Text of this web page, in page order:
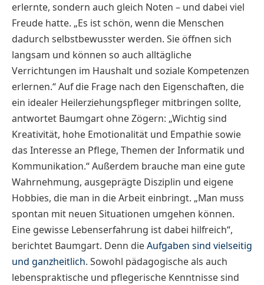
erlernte, sondern auch gleich Noten – und dabei viel
Freude hatte. „Es ist schön, wenn die Menschen
dadurch selbstbewusster werden. Sie öffnen sich
langsam und können so auch alltägliche
Verrichtungen im Haushalt und soziale Kompetenzen
erlernen.“ Auf die Frage nach den Eigenschaften, die
ein idealer Heilerziehungspfleger mitbringen sollte,
antwortet Baumgart ohne Zögern: „Wichtig sind
Kreativität, hohe Emotionalität und Empathie sowie
das Interesse an Pflege, Themen der Informatik und
Kommunikation.“ Außerdem brauche man eine gute
Wahrnehmung, ausgeprägte Disziplin und eigene
Hobbies, die man in die Arbeit einbringt. „Man muss
spontan mit neuen Situationen umgehen können.
Eine gewisse Lebenserfahrung ist dabei hilfreich“,
berichtet Baumgart. Denn dieAufgaben sind vielseitig
und ganzheitlich. Sowohl pädagogische als auch
lebenspraktische und pflegerische Kenntnisse sind